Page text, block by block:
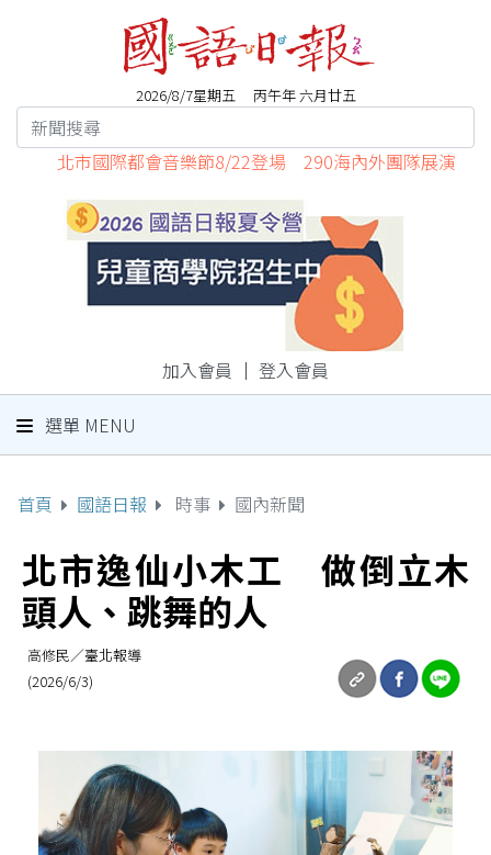
2026/8/7星期五 丙午年 六月廿五
北市國際都會音樂節8/22登場 290海內外團隊展演
加入會員 ｜ 登入會員
選單 MENU
首頁 國語日報 時事 國內新聞
北市逸仙小木工 做倒立木
頭人、跳舞的人
高修民／臺北報導
(2026/6/3)